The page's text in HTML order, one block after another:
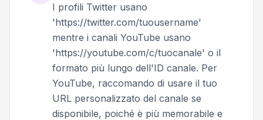
I profili Twitter usano
'https://twitter.com/tuousername'
mentre i canali YouTube usano
'https://youtube.com/c/tuocanale' o il
formato più lungo dell'ID canale. Per
YouTube, raccomando di usare il tuo
URL personalizzato del canale se
disponibile, poiché è più memorabile e